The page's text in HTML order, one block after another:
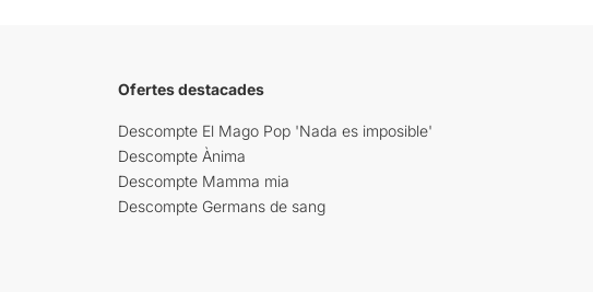
Ofertes destacades
Descompte El Mago Pop 'Nada es imposible'
Descompte Ànima
Descompte Mamma mia
Descompte Germans de sang